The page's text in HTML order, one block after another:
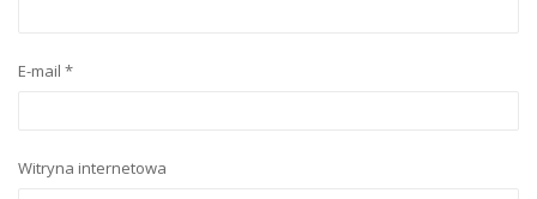
E-mail *
Witryna internetowa